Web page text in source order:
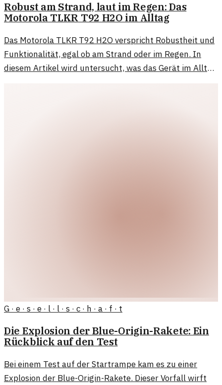
Robust am Strand, laut im Regen: Das
Motorola TLKR T92 H2O im Alltag
Das Motorola TLKR T92 H2O verspricht Robustheit und
Funktionalität, egal ob am Strand oder im Regen. In
diesem Artikel wird untersucht, was das Gerät im Alltag
G · e · s · e · l · l · s · c · h · a · f · t
Die Explosion der Blue-Origin-Rakete: Ein
Rückblick auf den Test
Bei einem Test auf der Startrampe kam es zu einer
Explosion der Blue-Origin-Rakete. Dieser Vorfall wirft